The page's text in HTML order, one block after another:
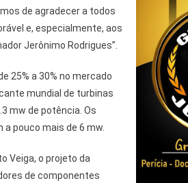
de agradecer a todos
e, especialmente, aos
Jerônimo Rodrigues”.
25% a 30% no mercado
mundial de turbinas
mw de potência. Os
pouco mais de 6 mw.
Veiga, o projeto da
de componentes